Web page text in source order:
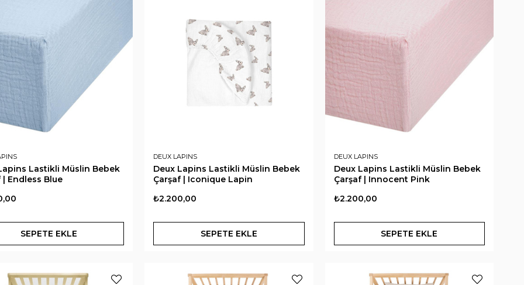
Lastikli Müslin Bebek
| Endless Blue
SEPETE EKLE
DEUX LAPINS
Deux Lapins Lastikli Müslin Bebek
Çarşaf | Iconique Lapin
₺2.200,00
SEPETE EKLE
DEUX LAPINS
Deux Lapins Lastikli Müslin Bebek
Çarşaf | Innocent Pink
₺2.200,00
SEPETE EKLE